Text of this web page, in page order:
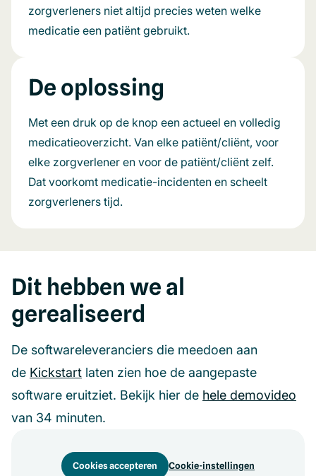
zorgverleners niet altijd precies weten welke
medicatie een patiënt gebruikt.
De oplossing
Met een druk op de knop een actueel en volledig
medicatieoverzicht. Van elke patiënt/cliënt, voor
elke zorgverlener en voor de patiënt/cliënt zelf.
Dat voorkomt medicatie-incidenten en scheelt
zorgverleners tijd.
Dit hebben we al
gerealiseerd
De softwareleveranciers die meedoen aan
de Kickstart laten zien hoe de aangepaste
software eruitziet. Bekijk hier de hele demovideo
van 34 minuten.
Cookies accepteren Cookie-instellingen